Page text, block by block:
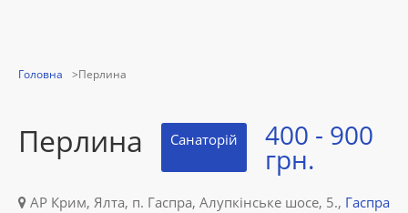
Головна Перлина
Перлина Санаторій 400 - 900
грн.
АР Крим, Ялта, п. Гаспра, Алупкінське шосе, 5., Гаспра